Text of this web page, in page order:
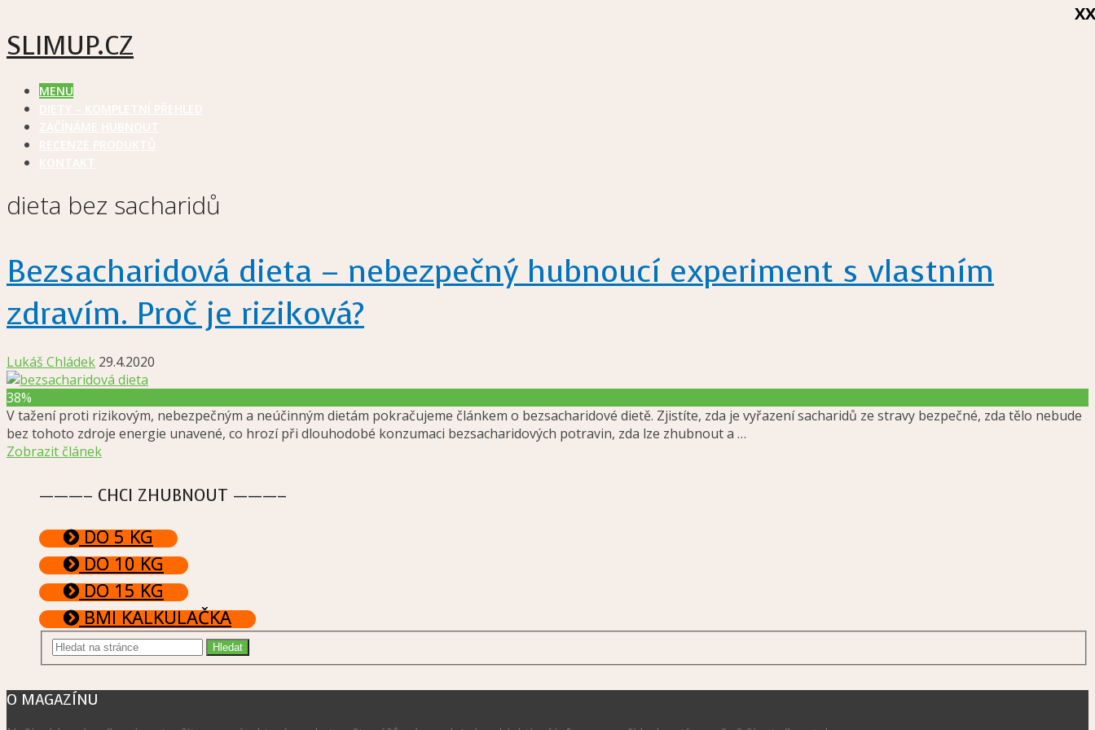
SLIMUP.CZ
MENU
dieta bez sacharidů
Bezsacharidová dieta – nebezpečný hubnoucí experiment s vlastním
zdravím. Proč je riziková?
Lukáš Chládek 29.4.2020
38%
V tažení proti rizikovým, nebezpečným a neúčinným dietám pokračujeme článkem o bezsacharidové dietě. Zjistíte, zda je vyřazení sacharidů ze stravy bezpečné, zda tělo nebude
bez tohoto zdroje energie unavené, co hrozí při dlouhodobé konzumaci bezsacharidových potravin, zda lze zhubnout a …
Zobrazit článek
———– CHCI ZHUBNOUT ———–
DO 5 KG
DO 10 KG
DO 15 KG
BMI KALKULAČKA
O MAGAZÍNU
XX